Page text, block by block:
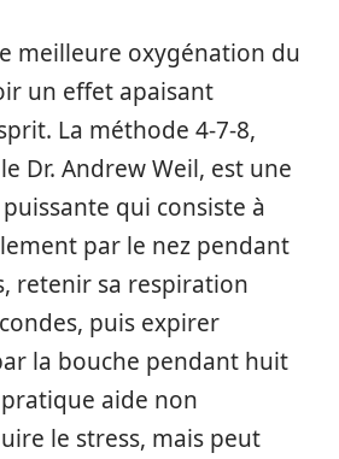
meilleure oxygénation du
un effet apaisant
La méthode 4-7-8,
Dr. Andrew Weil, est une
qui consiste à
par le nez pendant
retenir sa respiration
puis expirer
la bouche pendant huit
aide non
le stress, mais peut